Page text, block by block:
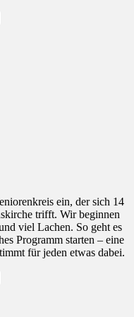
ein, der sich 14
trifft. Wir beginnen
viel Lachen. So geht es
Programm starten – eine
für jeden etwas dabei.